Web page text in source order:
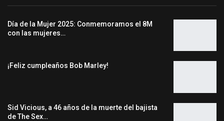
Día de la Mujer 2025: Conmemoramos el 8M
con las mujeres…
¡Feliz cumpleaños Bob Marley!
Sid Vicious, a 46 años de la muerte del bajista
de The Sex…